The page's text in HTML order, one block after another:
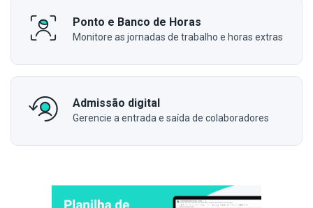
Ponto e Banco de Horas
Monitore as jornadas de trabalho e horas extras
Admissão digital
Gerencie a entrada e saída de colaboradores